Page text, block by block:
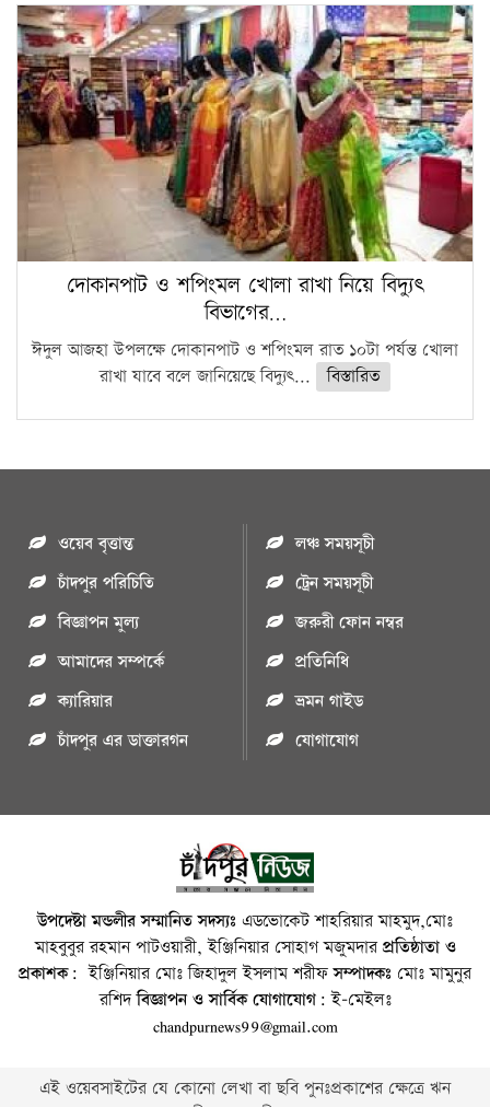
দোকানপাট ও শপিংমল খোলা রাখা নিয়ে বিদ্যুৎ
বিভাগের…
ঈদুল আজহা উপলক্ষে দোকানপাট ও শপিংমল রাত ১০টা পর্যন্ত খোলা
রাখা যাবে বলে জানিয়েছে বিদ্যুৎ...
বিস্তারিত
ওয়েব বৃত্তান্ত
চাঁদপুর পরিচিতি
বিজ্ঞাপন মুল্য
আমাদের সম্পর্কে
ক্যারিয়ার
চাঁদপুর এর ডাক্তারগন
লঞ্চ সময়সূচী
ট্রেন সময়সূচী
জরুরী ফোন নম্বর
প্রতিনিধি
ভ্রমন গাইড
যোগাযোগ
উপদেষ্টা মন্ডলীর সম্মানিত সদস্যঃ এডভোকেট শাহরিয়ার মাহমুদ,মোঃ
মাহবুবুর রহমান পাটওয়ারী, ইঞ্জিনিয়ার সোহাগ মজুমদারপ্রতিষ্ঠাতা ও
প্রকাশক: ইঞ্জিনিয়ার মোঃ জিহাদুল ইসলাম শরীফসম্পাদকঃ মোঃ মামুনুর
রশিদবিজ্ঞাপন ও সার্বিক যোগাযোগ: ই-মেইলঃ
chandpurnews99@gmail.com
এই ওয়েবসাইটের যে কোনো লেখা বা ছবি পুনঃপ্রকাশের ক্ষেত্রে ঋন